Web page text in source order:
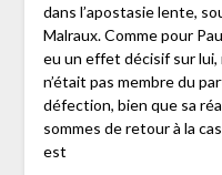
dans l’apostasie lente,
Malraux. Comme pour
eu un effet décisif sur lui,
n’était pas membre du
défection, bien que sa
sommes de retour à la
est